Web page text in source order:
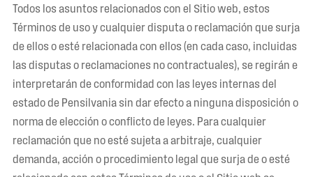
Todos los asuntos relacionados con el Sitio web, estos
Términos de uso y cualquier disputa o reclamación que surja
de ellos o esté relacionada con ellos (en cada caso, incluidas
las disputas o reclamaciones no contractuales), se regirán e
interpretarán de conformidad con las leyes internas del
estado de Pensilvania sin dar efecto a ninguna disposición o
norma de elección o conflicto de leyes. Para cualquier
reclamación que no esté sujeta a arbitraje, cualquier
demanda, acción o procedimiento legal que surja de o esté